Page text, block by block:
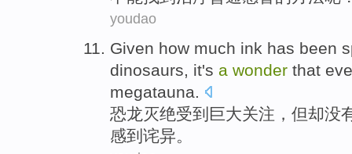
youdao
Given how much ink has been
dinosaurs, it's a wonder that
megatauna.
恐龙灭绝受到 巨大关注，但却没
感到 诧异。